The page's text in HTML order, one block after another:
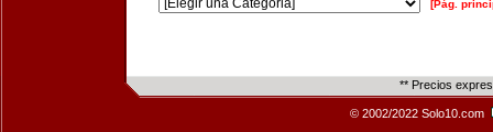
[Pág.
** Precios
© 2002/2022 Solo10.com